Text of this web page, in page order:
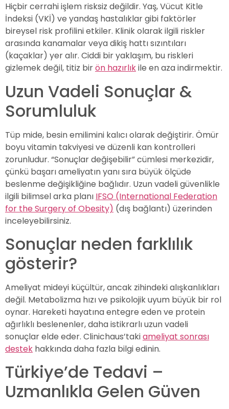
Hiçbir cerrahi işlem risksiz değildir. Yaş, Vücut Kitle
İndeksi (VKİ) ve yandaş hastalıklar gibi faktörler
bireysel risk profilini etkiler. Klinik olarak ilgili riskler
arasında kanamalar veya dikiş hattı sızıntıları
(kaçaklar) yer alır. Ciddi bir yaklaşım, bu riskleri
gizlemek değil, titiz birön hazırlıkile en aza indirmektir.
Uzun Vadeli Sonuçlar &
Sorumluluk
Tüp mide, besin emilimini kalıcı olarak değiştirir. Ömür
boyu vitamin takviyesi ve düzenli kan kontrolleri
zorunludur. “Sonuçlar değişebilir” cümlesi merkezidir,
çünkü başarı ameliyatın yanı sıra büyük ölçüde
beslenme değişikliğine bağlıdır. Uzun vadeli güvenlikle
ilgili bilimsel arka planı IFSO (International Federation
for the Surgery of Obesity) (dış bağlantı) üzerinden
inceleyebilirsiniz.
Sonuçlar neden farklılık
gösterir?
Ameliyat mideyi küçültür, ancak zihindeki alışkanlıkları
değil. Metabolizma hızı ve psikolojik uyum büyük bir rol
oynar. Hareketi hayatına entegre eden ve protein
ağırlıklı beslenenler, daha istikrarlı uzun vadeli
sonuçlar elde eder. Clinichaus’takiameliyat sonrası
destek hakkında daha fazla bilgi edinin.
Türkiye’de Tedavi –
Uzmanlıkla Gelen Güven